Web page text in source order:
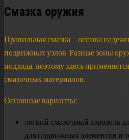
Смазка оружия
Правильная смазка – основа
подвижных узлов. Разные зоны
подхода, поэтому здесь
смазочных материалов.
Основные варианты:
легкий смазочный аэрозоль
для подвижных элементов и